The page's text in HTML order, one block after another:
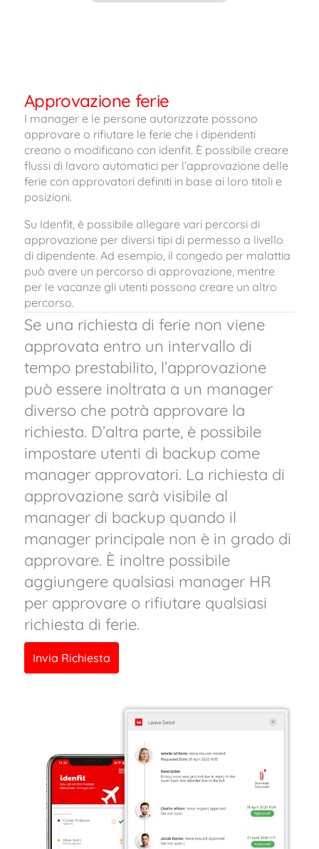
Approvazione ferie
I manager e le persone autorizzate possono
approvare o rifiutare le ferie che i dipendenti
creano o modificano con idenfit. È possibile creare
flussi di lavoro automatici per l’approvazione delle
ferie con approvatori definiti in base ai loro titoli e
posizioni.
Su Idenfit, è possibile allegare vari percorsi di
approvazione per diversi tipi di permesso a livello
di dipendente. Ad esempio, il congedo per malattia
può avere un percorso di approvazione, mentre
per le vacanze gli utenti possono creare un altro
percorso.
Se una richiesta di ferie non viene
approvata entro un intervallo di
tempo prestabilito, l’approvazione
può essere inoltrata a un manager
diverso che potrà approvare la
richiesta. D’altra parte, è possibile
impostare utenti di backup come
manager approvatori. La richiesta di
approvazione sarà visibile al
manager di backup quando il
manager principale non è in grado di
approvare. È inoltre possibile
aggiungere qualsiasi manager HR
per approvare o rifiutare qualsiasi
richiesta di ferie.
Invia Richiesta